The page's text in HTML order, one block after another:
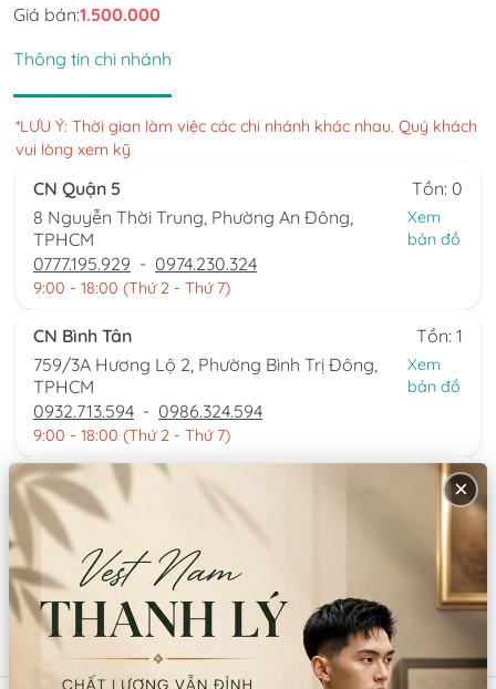
Giá bán:1.500.000
Thông tin chi nhánh
*LƯU Ý: Thời gian làm việc các chi nhánh khác nhau. Quý khách
vui lòng xem kỹ
CN Quận 5
Tồn: 0
8 Nguyễn Thời Trung, Phường An Đông,
TPHCM
Xem
bản đồ
0777.195.929 - 0974.230.324
9:00 - 18:00 (Thứ 2 - Thứ 7)
CN Bình Tân
Tồn: 1
759/3A Hương Lộ 2, Phường Bình Trị Đông,
TPHCM
Xem
bản đồ
0932.713.594 - 0986.324.594
9:00 - 18:00 (Thứ 2 - Thứ 7)
CN Bình Thạnh
Tồn: 0
58/6 Tân Cảng, Phường Thạnh Mỹ Tây,
TPHCM
bản đồ
086.7474.247 - 086.8644.086
9:00 - 18:00 (Thứ 2 - Chủ nhật)
Sản phẩm tương tự
×